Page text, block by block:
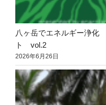
八ヶ岳でエネルギー浄化
ト vol.2
2026年6月26日